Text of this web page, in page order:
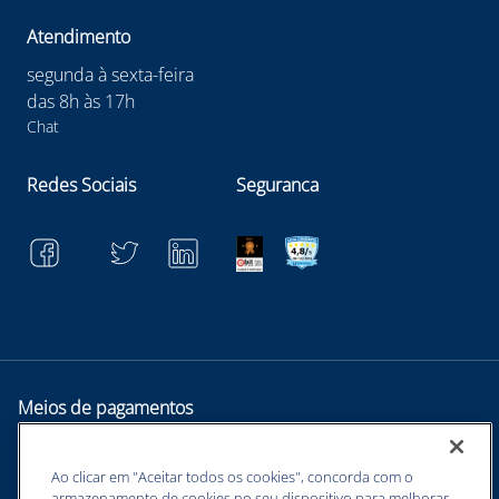
Atendimento
segunda à sexta-feira
das 8h às 17h
Chat
Redes Sociais Seguranca
Meios de pagamentos
Ao clicar em "Aceitar todos os cookies", concorda com o